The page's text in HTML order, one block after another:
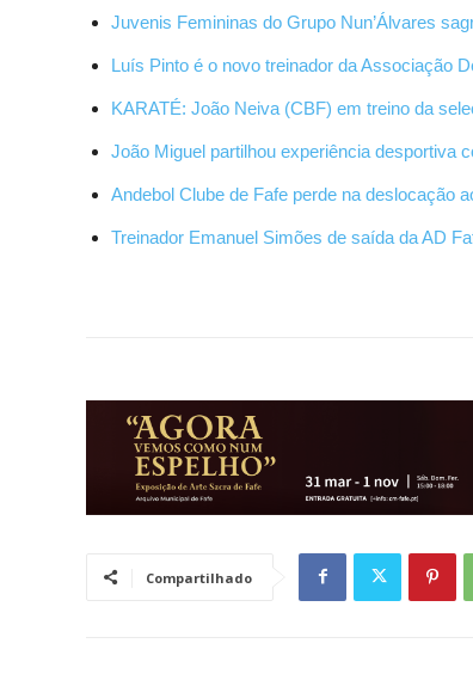
Juvenis Femininas do Grupo Nun’Álvares
Luís Pinto é o novo treinador da Associação
KARATÉ: João Neiva (CBF) em treino da
João Miguel partilhou experiência desportiva
Andebol Clube de Fafe perde na deslocação
Treinador Emanuel Simões de saída da AD
Compartilhado